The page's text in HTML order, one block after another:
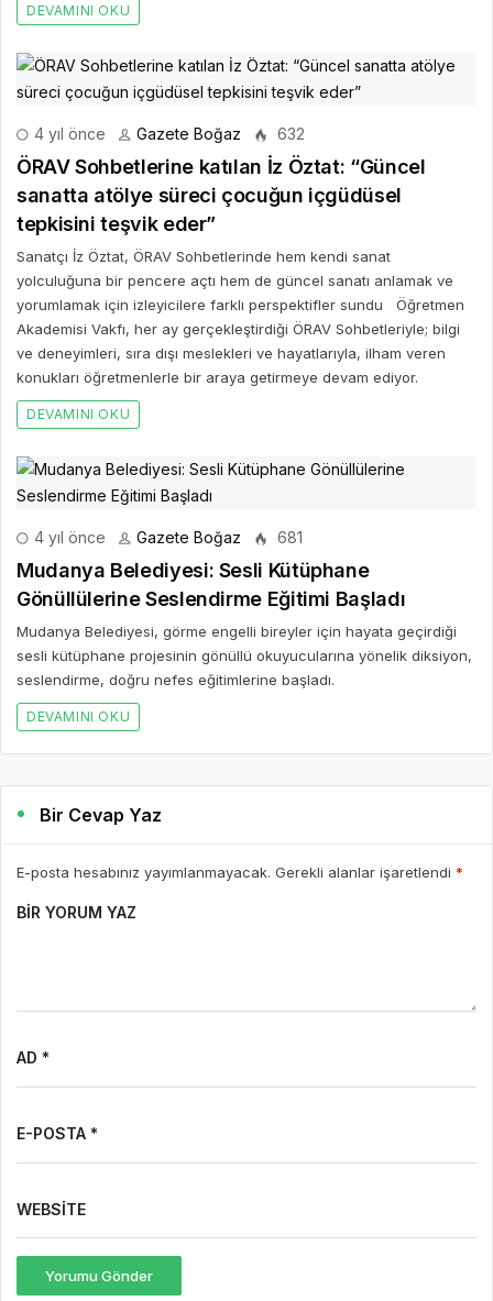
DEVAMINI OKU
4 yıl önce Gazete Boğaz 632
ÖRAV Sohbetlerine katılan İz Öztat: “Güncel
sanatta atölye süreci çocuğun içgüdüsel
tepkisini teşvik eder”
Sanatçı İz Öztat, ÖRAV Sohbetlerinde hem kendi sanat
yolculuğuna bir pencere açtı hem de güncel sanatı anlamak ve
yorumlamak için izleyicilere farklı perspektifler sundu Öğretmen
Akademisi Vakfı, her ay gerçekleştirdiği ÖRAV Sohbetleriyle; bilgi
ve deneyimleri, sıra dışı meslekleri ve hayatlarıyla, ilham veren
konukları öğretmenlerle bir araya getirmeye devam ediyor.
DEVAMINI OKU
4 yıl önce Gazete Boğaz 681
Mudanya Belediyesi: Sesli Kütüphane
Gönüllülerine Seslendirme Eğitimi Başladı
Mudanya Belediyesi, görme engelli bireyler için hayata geçirdiği
sesli kütüphane projesinin gönüllü okuyucularına yönelik diksiyon,
seslendirme, doğru nefes eğitimlerine başladı.
DEVAMINI OKU
Bir Cevap Yaz
E-posta hesabınız yayımlanmayacak. Gerekli alanlar işaretlendi *
BIR YORUM YAZ
AD *
E-POSTA *
WEBSITE
Yorumu Gönder